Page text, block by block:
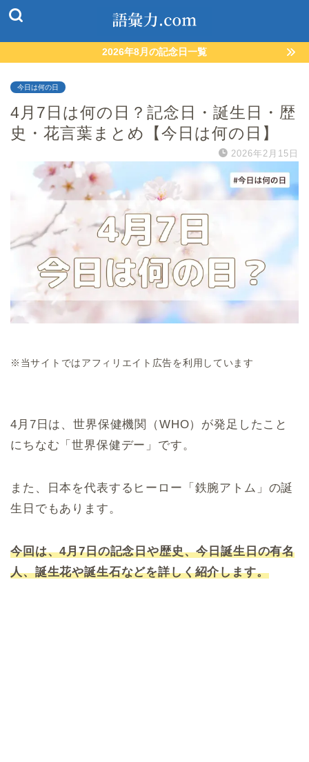
2026年8月の記念日一覧
今日は何の日
4月7日は何の日？記念日・誕生日・歴
史・花言葉まとめ【今日は何の日】
2026年2月15日
※当サイトではアフィリエイト広告を利用しています
4月7日は、世界保健機関（WHO）が発足したこと
にちなむ「世界保健デー」です。
また、日本を代表するヒーロー「鉄腕アトム」の誕
生日でもあります。
今回は、4月7日の記念日や歴史、今日誕生日の有名
人、誕生花や誕生石などを詳しく紹介します。